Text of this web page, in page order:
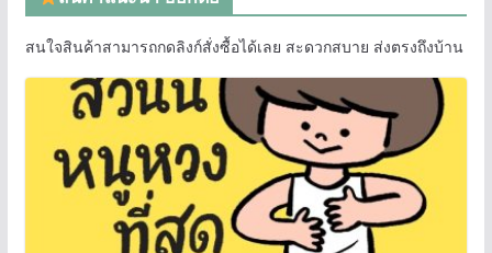
สนใจสินค้าสามารถกดลิงก์สั่งซื้อได้เลย สะดวกสบาย ส่งตรงถึงบ้าน